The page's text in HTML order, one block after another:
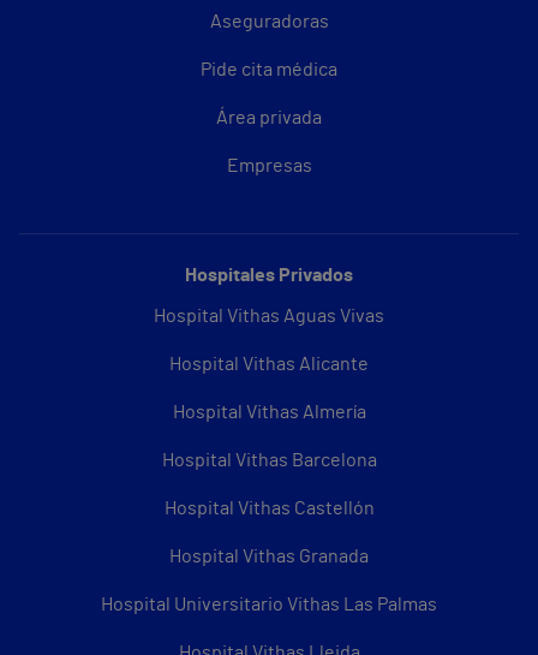
Aseguradoras
Pide cita médica
Área privada
Empresas
Hospitales Privados
Hospital Vithas Aguas Vivas
Hospital Vithas Alicante
Hospital Vithas Almería
Hospital Vithas Barcelona
Hospital Vithas Castellón
Hospital Vithas Granada
Hospital Universitario Vithas Las Palmas